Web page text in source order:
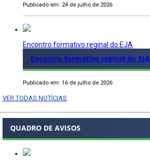
Publicado em: 24 de julho de 2026
Encontro formativo reginal do EJA
Encontro formativo reginal do EJA
Publicado em: 16 de julho de 2026
VER TODAS NOTÍCIAS
QUADRO DE AVISOS